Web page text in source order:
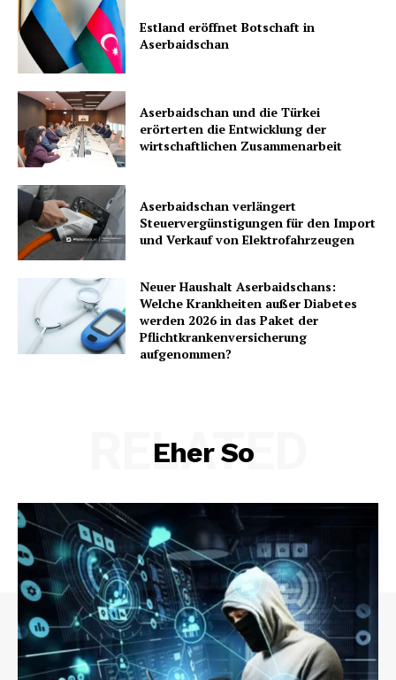
Estland eröffnet Botschaft in
Aserbaidschan
Aserbaidschan und die Türkei
erörterten die Entwicklung der
wirtschaftlichen Zusammenarbeit
Aserbaidschan verlängert
Steuervergünstigungen für den Import
und Verkauf von Elektrofahrzeugen
Neuer Haushalt Aserbaidschans:
Welche Krankheiten außer Diabetes
werden 2026 in das Paket der
Pflichtkrankenversicherung
aufgenommen?
Eher So
RELATED